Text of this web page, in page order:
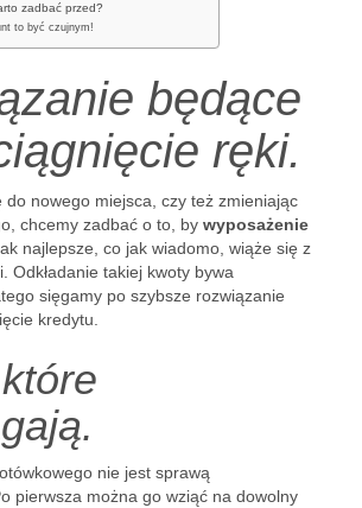
zadbać przed?
to być czujnym!
będące
ręki.
do nowego miejsca, czy też zmieniając
chcemy zadbać o to, by wyposażenie
najlepsze, co jak wiadomo, wiąże się z
Odkładanie takiej kwoty bywa
sięgamy po szybsze rozwiązanie
kredytu.
nie jest sprawą
pierwsza można go wziąć na dowolny